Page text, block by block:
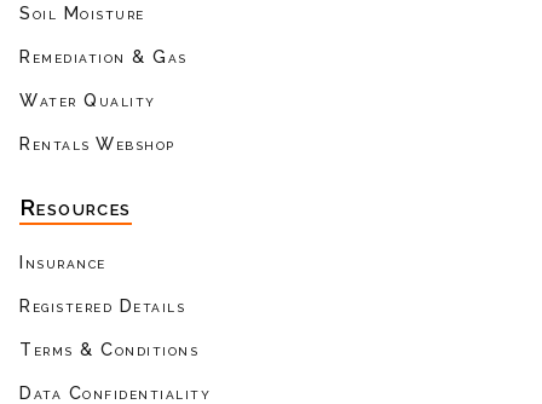
Soil Moisture
Remediation & Gas
Water Quality
Rentals Webshop
Resources
Insurance
Registered Details
Terms & Conditions
Data Confidentiality